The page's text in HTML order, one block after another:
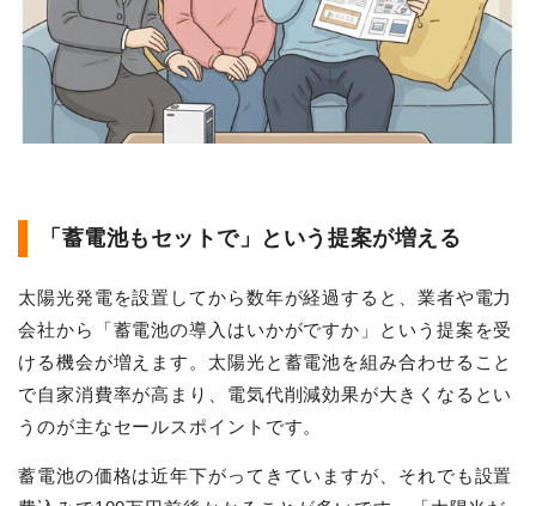
「蓄電池もセットで」という提案が増える
太陽光発電を設置してから数年が経過すると、業者や電力
会社から「蓄電池の導入はいかがですか」という提案を受
ける機会が増えます。太陽光と蓄電池を組み合わせること
で自家消費率が高まり、電気代削減効果が大きくなるとい
うのが主なセールスポイントです。
蓄電池の価格は近年下がってきていますが、それでも設置